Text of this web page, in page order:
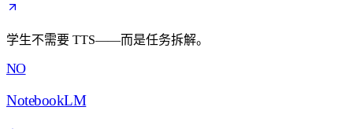
学生不需要 TTS——而是任务拆解。
NO
NotebookLM